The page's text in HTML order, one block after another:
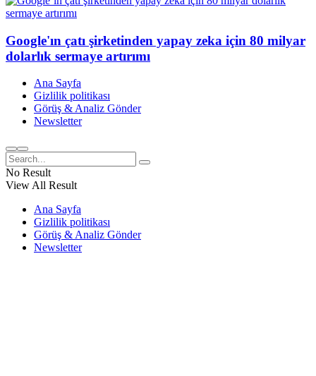
Google'ın çatı şirketinden yapay zeka için 80 milyar
dolarlık sermaye artırımı
Ana Sayfa
Gizlilik politikası
Görüş & Analiz Gönder
Newsletter
No Result
View All Result
Ana Sayfa
Gizlilik politikası
Görüş & Analiz Gönder
Newsletter